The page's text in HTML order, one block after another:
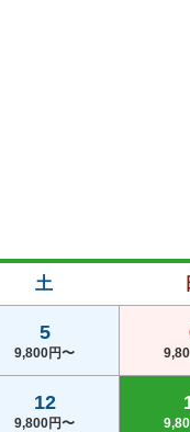
土
5
9,800円〜
12
9,800円〜